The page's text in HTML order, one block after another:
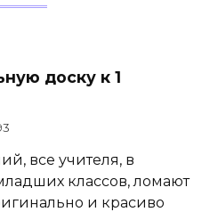
доску к 1
все учителя, в
классов, ломают
и красиво